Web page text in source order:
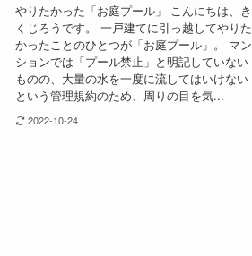
やりたかった「お庭プール」 こんにちは、き
くじろうです。 一戸建てに引っ越してやりた
かったことのひとつが「お庭プール」。 マン
ションでは「プール禁止」と明記していない
ものの、大量の水を一度に流してはいけない
という管理規約のため、周りの目を気...
2022-10-24